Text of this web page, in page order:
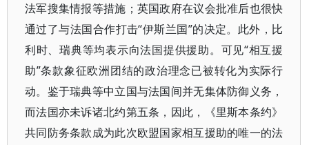
法军搜集情报等措施；英国政府在议会批准后也很快
通过了与法国合作打击“伊斯兰国”的决定。此外，比
利时、瑞典等均表示向法国提供援助。可见“相互援
助”条款象征欧洲团结的政治理念已被转化为实际行
动。鉴于瑞典等中立国与法国间并无集体防御义务，
而法国亦未诉诸北约第五条，因此，《里斯本条约》
共同防务条款成为此次欧盟国家相互援助的唯一的法